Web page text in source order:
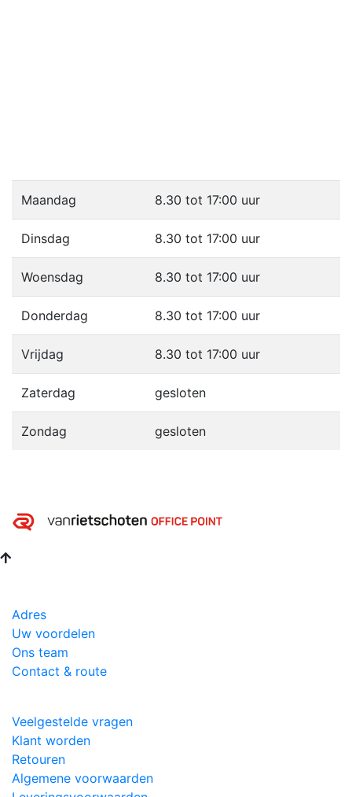
Maandag 8.30 tot 17:00 uur
Dinsdag 8.30 tot 17:00 uur
Woensdag 8.30 tot 17:00 uur
Donderdag 8.30 tot 17:00 uur
Vrijdag 8.30 tot 17:00 uur
Zaterdag gesloten
Zondag gesloten
Adres
Uw voordelen
Ons team
Contact & route
Veelgestelde vragen
Klant worden
Retouren
Algemene voorwaarden